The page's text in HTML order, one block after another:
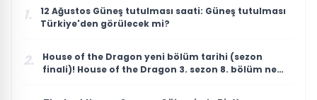
1.
12 Ağustos Güneş tutulması saati: Güneş tutulması
Türkiye'den görülecek mi?
2.
House of the Dragon yeni bölüm tarihi (sezon
finali)! House of the Dragon 3. sezon 8. bölüm ne